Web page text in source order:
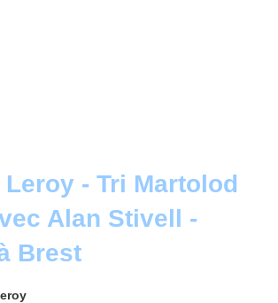
- Tri Martolod
Alan Stivell -
Brest